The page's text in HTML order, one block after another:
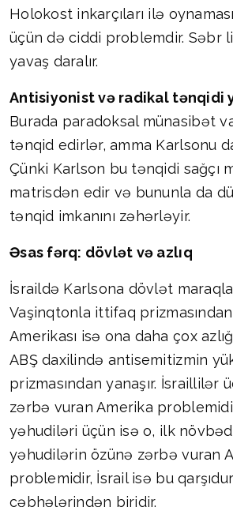
Holokost inkarçıları ilə
üçün də ciddi problemdir. Səbr
yavaş daralır.
Antisiyonist və radikal tənqidi
Burada paradoksal münasibət
tənqid edirlər, amma Karlsonu
Çünki Karlson bu tənqidi sağçı
matrisdən edir və bununla da
tənqid imkanını zəhərləyir.
Əsas fərq: dövlət və azlıq
İsraildə Karlsona dövlət
Vaşinqtonla ittifaq prizmasından
Amerikası isə ona daha çox
ABŞ daxilində antisemitizmin
prizmasından yanaşır. İsraillilər
zərbə vuran Amerika
yəhudiləri üçün isə o, ilk
yəhudilərin özünə zərbə vuran
problemidir, İsrail isə bu
cəbhələrindən biridir.